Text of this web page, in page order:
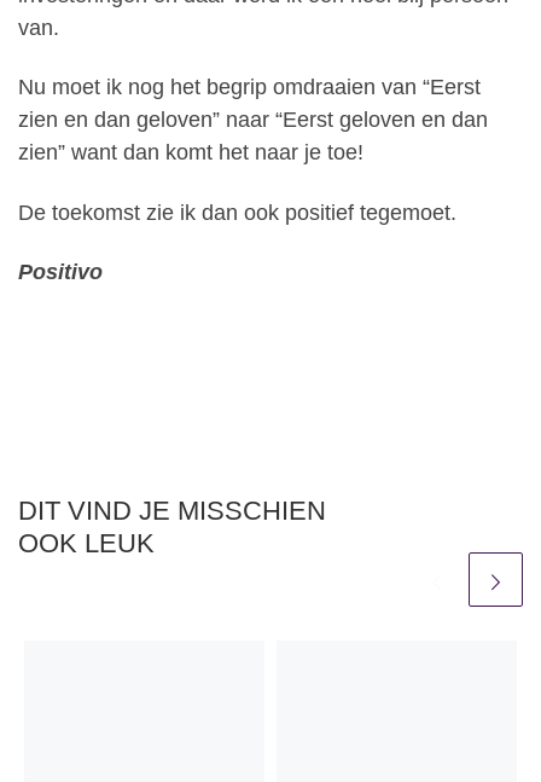
van.
Nu moet ik nog het begrip omdraaien van “Eerst
zien en dan geloven” naar “Eerst geloven en dan
zien” want dan komt het naar je toe!
De toekomst zie ik dan ook positief tegemoet.
Positivo
DIT VIND JE MISSCHIEN
OOK LEUK